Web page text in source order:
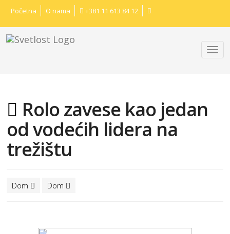
Početna O nama +381 11 613 84 12
Rolo zavese kao jedan
od vodećih lidera na
trežištu
Dom Dom